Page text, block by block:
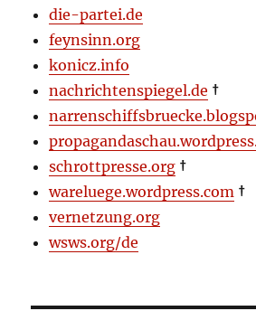
die-partei.de
feynsinn.org
konicz.info
nachrichtenspiegel.de †
schrottpresse.org †
wareluege.wordpress.com †
vernetzung.org
wsws.org/de